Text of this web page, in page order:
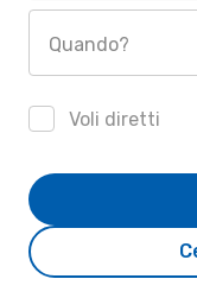
Quando?
Voli diretti